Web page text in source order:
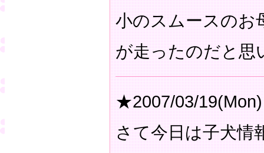
小のスムースのお
が走ったのだと思
★2007/03/19(Mon)
さて今日は子犬情